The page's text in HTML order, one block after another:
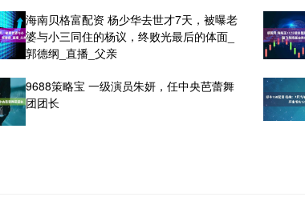
海南贝格富配资 杨少华去世才7天，被曝老
婆与小三同住的杨议，终败光最后的体面_
郭德纲_直播_父亲
9688策略宝 一级演员朱妍，任中央芭蕾舞
团团长